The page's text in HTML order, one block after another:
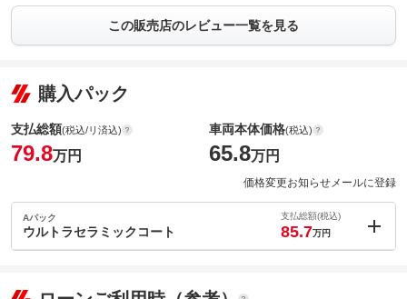
この販売店のレビュー一覧を見る
購入パック
支払総額(税込/リ済込)
79.8万円
車両本体価格(税込)
65.8万円
価格変更お知らせメールに登録
Aパック
ウルトラセラミックコート
支払総額(税込)
85.7万円